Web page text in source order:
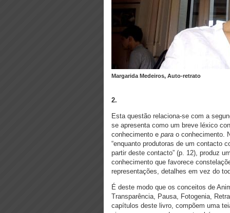
Margarida Medeiros, Auto-retrato
2.
Esta questão relaciona-se com a
se apresenta como um breve léxico
conhecimento e para o conhecimento.
“enquanto produtoras de um contacto
partir deste contacto” (p. 12), produz
conhecimento que favorece
representações, detalhes em vez do
É deste modo que os conceitos de
Transparência, Pausa, Fotogenia,
capítulos deste livro, compõem uma